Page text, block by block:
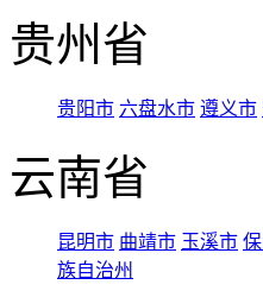
贵州省
贵阳市 六盘水市 遵义市
云南省
昆明市 曲靖市 玉溪市
族自治州